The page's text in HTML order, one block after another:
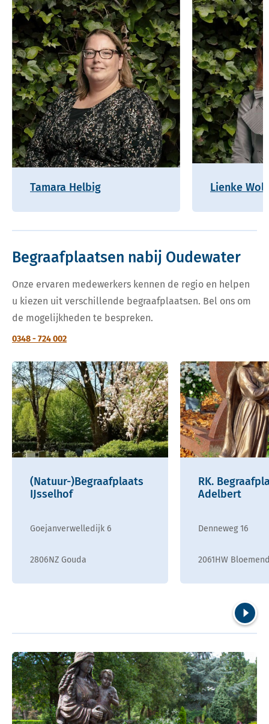
Tamara Helbig Lienke
Begraafplaatsen nabij Oudewater
Onze ervaren medewerkers kennen de regio en helpen
u kiezen uit verschillende begraafplaatsen. Bel ons om
de mogelijkheden te bespreken.
0348 - 724 002
(Natuur-)Begraafplaats
IJsselhof
Goejanverwelledijk 6
2806NZ Gouda
RK.
Adelbert
Denneweg 16
2061HW